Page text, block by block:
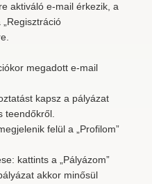
aktiváló e-mail érkezik, a
megadott e-mail
kapsz a pályázat
teendőkről.
felül a „Profilom”
kattints a „Pályázom”
akkor minősül